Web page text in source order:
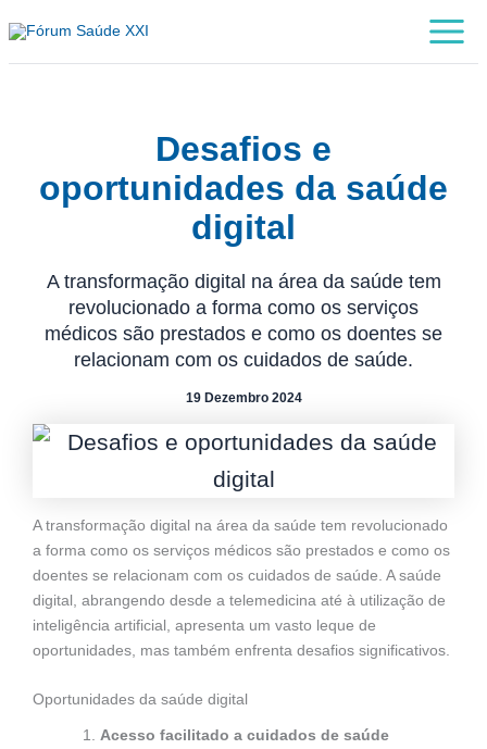
to
content
Main
Menu
Desafios e
oportunidades da saúde
digital
A transformação digital na área da saúde tem
revolucionado a forma como os serviços
médicos são prestados e como os doentes se
relacionam com os cuidados de saúde.
19 Dezembro 2024
A transformação digital na área da saúde tem revolucionado
a forma como os serviços médicos são prestados e como os
doentes se relacionam com os cuidados de saúde. A saúde
digital, abrangendo desde a telemedicina até à utilização de
inteligência artificial, apresenta um vasto leque de
oportunidades, mas também enfrenta desafios significativos.
Oportunidades da saúde digital
Acesso facilitado a cuidados de saúde